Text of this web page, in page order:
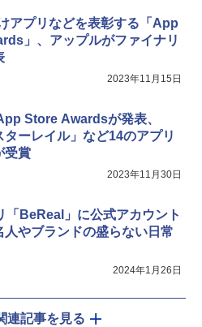
アプリなどを表彰する「App
」、アップルがファイナリ
2023年11月15日
Store Awardsが発表、
ターレイル」など14のアプリ
受賞
2023年11月30日
「BeReal」に公式アカウント
人やブランドの盛らない日常
2024年1月26日
連記事を見る